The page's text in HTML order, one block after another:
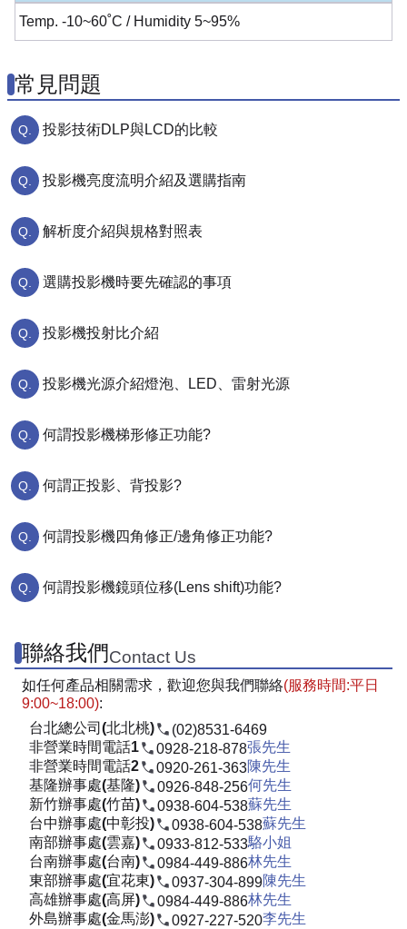
Temp. -10~60˚C / Humidity 5~95%
常見問題
投影技術DLP與LCD的比較
投影機亮度流明介紹及選購指南
解析度介紹與規格對照表
選購投影機時要先確認的事項
投影機投射比介紹
投影機光源介紹燈泡、LED、雷射光源
何謂投影機梯形修正功能?
何謂正投影、背投影?
何謂投影機四角修正/邊角修正功能?
何謂投影機鏡頭位移(Lens shift)功能?
聯絡我們Contact Us
如任何產品相關需求，歡迎您與我們聯絡(服務時間:平日
9:00~18:00):
台北總公司(北北桃)
(02)8531-6469
非營業時間電話1
0928-218-878張先生
非營業時間電話2
0920-261-363陳先生
基隆辦事處(基隆)
0926-848-256何先生
新竹辦事處(竹苗)
0938-604-538蘇先生
台中辦事處(中彰投)
0938-604-538蘇先生
南部辦事處(雲嘉)
0933-812-533駱小姐
台南辦事處(台南)
0984-449-886林先生
東部辦事處(宜花東)
0937-304-899陳先生
高雄辦事處(高屏)
0984-449-886林先生
外島辦事處(金馬澎)
0927-227-520李先生